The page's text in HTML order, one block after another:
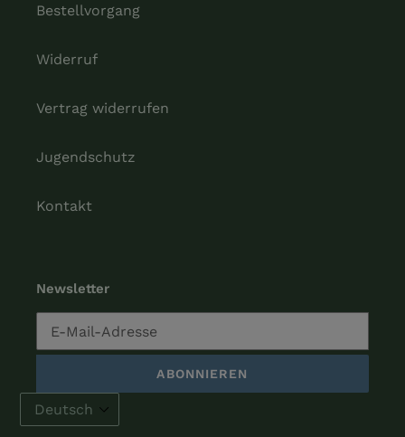
Bestellvorgang
Widerruf
Vertrag widerrufen
Jugendschutz
Kontakt
Newsletter
ABONNIEREN